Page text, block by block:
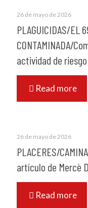
26 de mayo de 2026
PLAGUICIDAS/EL
CONTAMINADA/
actividad de riesgo
Read more
26 de mayo de 2026
PLACERES/
artículo de Mercè
Read more